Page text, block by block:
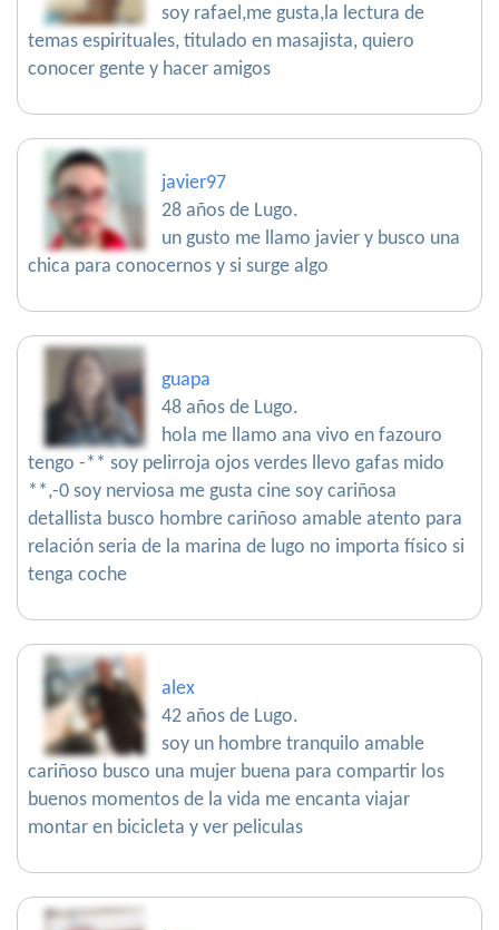
soy rafael,me gusta,la lectura de
temas espirituales, titulado en masajista, quiero
conocer gente y hacer amigos
javier97
28 años de Lugo.
un gusto me llamo javier y busco una
chica para conocernos y si surge algo
guapa
48 años de Lugo.
hola me llamo ana vivo en fazouro
tengo -** soy pelirroja ojos verdes llevo gafas mido
**,-0 soy nerviosa me gusta cine soy cariñosa
detallista busco hombre cariñoso amable atento para
relación seria de la marina de lugo no importa físico si
tenga coche
alex
42 años de Lugo.
soy un hombre tranquilo amable
cariñoso busco una mujer buena para compartir los
buenos momentos de la vida me encanta viajar
montar en bicicleta y ver peliculas